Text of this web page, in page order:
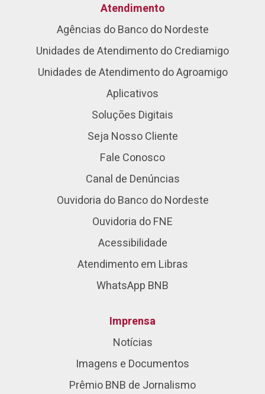
Atendimento
Agências do Banco do Nordeste
Unidades de Atendimento do Crediamigo
Unidades de Atendimento do Agroamigo
Aplicativos
Soluções Digitais
Seja Nosso Cliente
Fale Conosco
Canal de Denúncias
Ouvidoria do Banco do Nordeste
Ouvidoria do FNE
Acessibilidade
Atendimento em Libras
WhatsApp BNB
Imprensa
Notícias
Imagens e Documentos
Prêmio BNB de Jornalismo